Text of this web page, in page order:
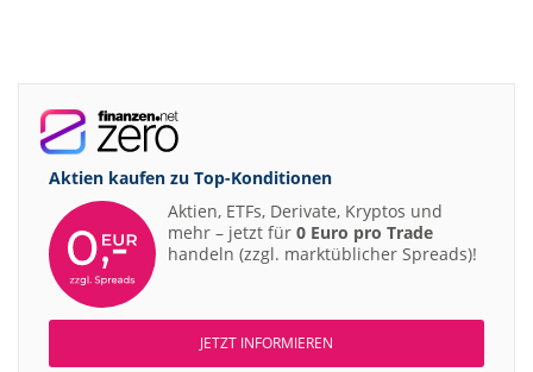
Aktien kaufen zu Top-Konditionen
Aktien, ETFs, Derivate, Kryptos und
mehr – jetzt für 0 Euro pro Trade
handeln (zzgl. marktüblicher Spreads)!
JETZT INFORMIEREN